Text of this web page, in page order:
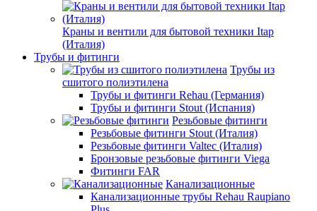
Краны и вентили для бытовой техники Itap
(Италия)
Трубы и фитинги
Трубы из
сшитого полиэтилена
Трубы и фитинги Rehau (Германия)
Трубы и фитинги Stout (Испания)
Резьбовые фитинги
Резьбовые фитинги Stout (Италия)
Резьбовые фитинги Valtec (Италия)
Бронзовые резьбовые фитинги Viega
Фитинги FAR
Канализационные
Канализационные трубы Rehau Raupiano